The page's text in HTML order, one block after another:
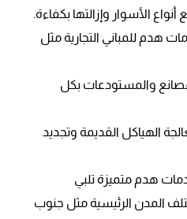
الأسوار وإزالتها بكفاءة.
هدم للمباني التجارية مثل
والمستودعات بكل
الهياكل القديمة وتجديد
هدم متميزة تلبي
المدن الرئيسية مثل جنوب